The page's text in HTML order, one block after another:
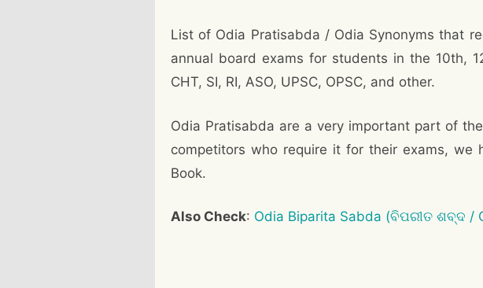
List of Odia Pratisabda / Odia Synonyms that
annual board exams for students in the 10th,
CHT, SI, RI, ASO, UPSC, OPSC, and other.
Odia Pratisabda are a very important part of the
competitors who require it for their exams,
Book.
Also Check: Odia Biparita Sabda (ବିପରୀତ ଶବ୍ଦ /